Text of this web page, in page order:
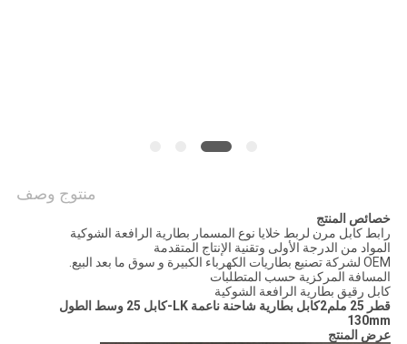
منتوج وصف
خصائص المنتج
رابط كابل مرن لربط خلايا نوع المسمار بطارية الرافعة الشوكية
المواد من الدرجة الأولى وتقنية الإنتاج المتقدمة
OEM لشركة تصنيع بطاريات الكهرباء الكبيرة و سوق ما بعد البيع.
المسافة المركزية حسب المتطلبات
كابل رقيق بطارية الرافعة الشوكية
قطر 25 ملم
2
كابل بطارية شاحنة ناعمة LK-كابل 25 وسط الطول
130mm
عرض المنتج